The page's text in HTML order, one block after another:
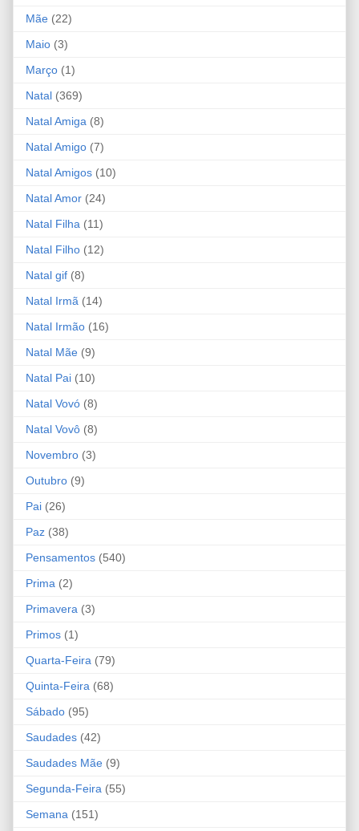
Mãe (22)
Maio (3)
Março (1)
Natal (369)
Natal Amiga (8)
Natal Amigo (7)
Natal Amigos (10)
Natal Amor (24)
Natal Filha (11)
Natal Filho (12)
Natal gif (8)
Natal Irmã (14)
Natal Irmão (16)
Natal Mãe (9)
Natal Pai (10)
Natal Vovó (8)
Natal Vovô (8)
Novembro (3)
Outubro (9)
Pai (26)
Paz (38)
Pensamentos (540)
Prima (2)
Primavera (3)
Primos (1)
Quarta-Feira (79)
Quinta-Feira (68)
Sábado (95)
Saudades (42)
Saudades Mãe (9)
Segunda-Feira (55)
Semana (151)